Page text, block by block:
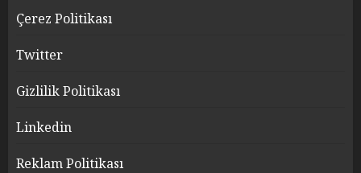
Çerez Politikası
Twitter
Gizlilik Politikası
Linkedin
Reklam Politikası